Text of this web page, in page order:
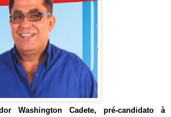
Washington Cadete, pré-candidato à